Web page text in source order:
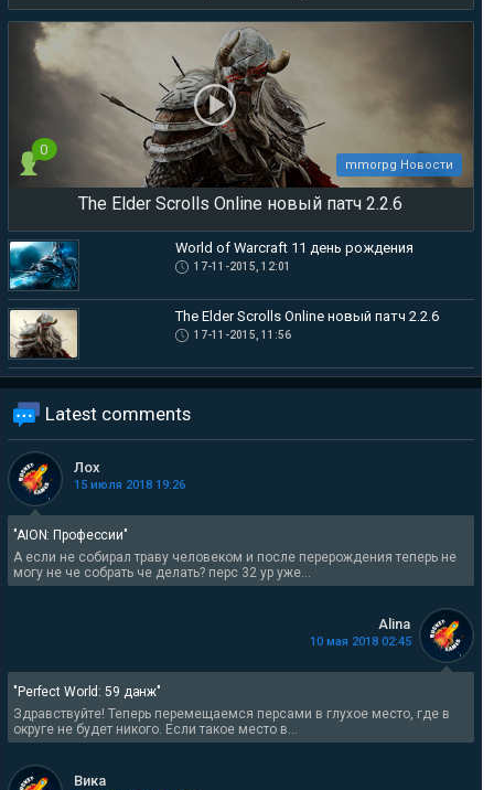
0
mmorpg Новости
The Elder Scrolls Online новый патч 2.2.6
World of Warcraft 11 день рождения
17-11-2015, 12:01
The Elder Scrolls Online новый патч 2.2.6
17-11-2015, 11:56
Latest comments
"AION: Профессии"
А если не собирал траву человеком и после перерождения теперь не
могу не че собрать че делать? перс 32 ур уже...
Лох
15 июля 2018 19:26
"Perfect World: 59 данж"
Здравствуйте! Теперь перемещаемся персами в глухое место, где в
округе не будет никого. Если такое место в...
Alina
10 мая 2018 02:45
Вика